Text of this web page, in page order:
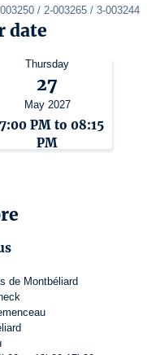
/ 2-003265 / 3-003244
date
Thursday
27
May 2027
PM to 08:15
PM
de Montbéliard